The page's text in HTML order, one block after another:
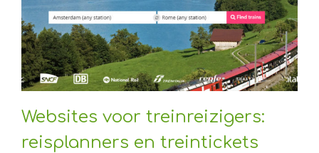
Websites voor treinreizigers:
reisplanners en treintickets